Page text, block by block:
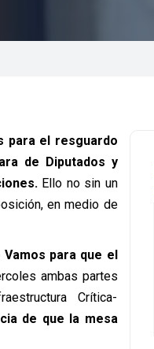
para el resguardo
de Diputados y
Ello no sin un
en medio de
para que el
ambas partes
de que la mesa